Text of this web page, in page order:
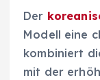
Der
Modell eine
kombiniert
mit der